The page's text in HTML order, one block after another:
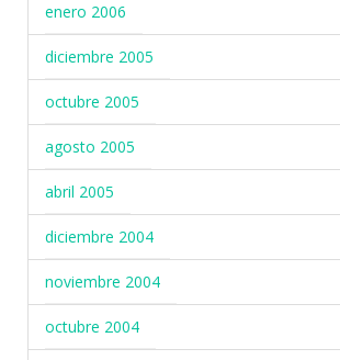
enero 2006
diciembre 2005
octubre 2005
agosto 2005
abril 2005
diciembre 2004
noviembre 2004
octubre 2004